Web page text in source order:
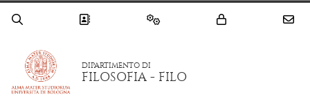
DIPARTIMENTO DI
FILOSOFIA - FILO